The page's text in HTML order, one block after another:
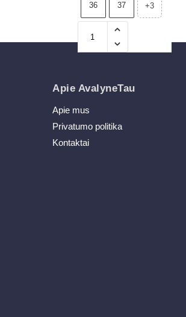
36 37 +3
Apie AvalyneTau
Apie mus
Privatumo politika
Kontaktai